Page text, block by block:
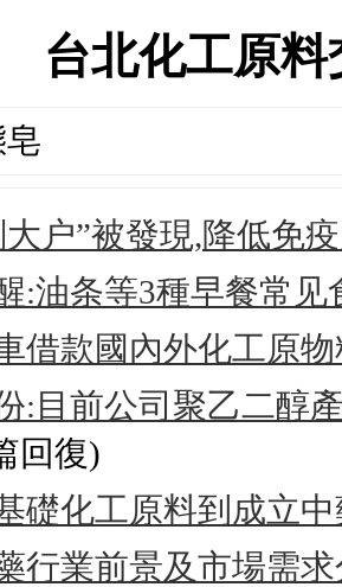
台北化工原
皂
大户”被發現,降低免
:油条等3種早餐常
借款國內外化工原
:目前公司聚乙二醇
回復)
礎化工原料到成立
行業前景及市場需